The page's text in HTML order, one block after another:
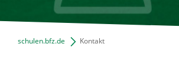
schulen.bfz.de Kontakt